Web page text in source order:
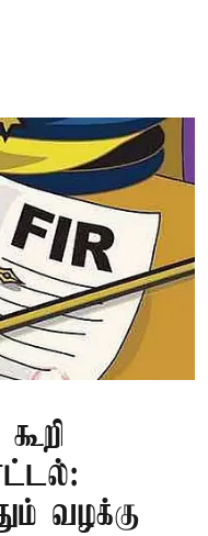
வழக்கு